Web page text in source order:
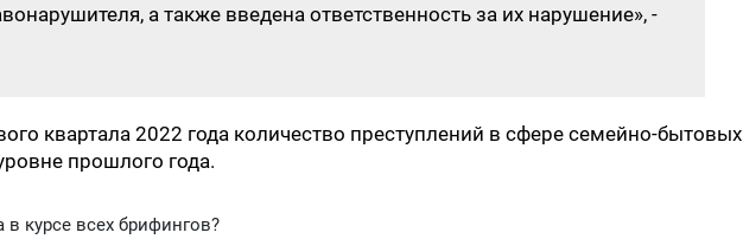
а также введена ответственность за их нарушение», -
квартала 2022 года количество преступлений в сфере семейно-бытовых
прошлого года.
в курсе всех брифингов?